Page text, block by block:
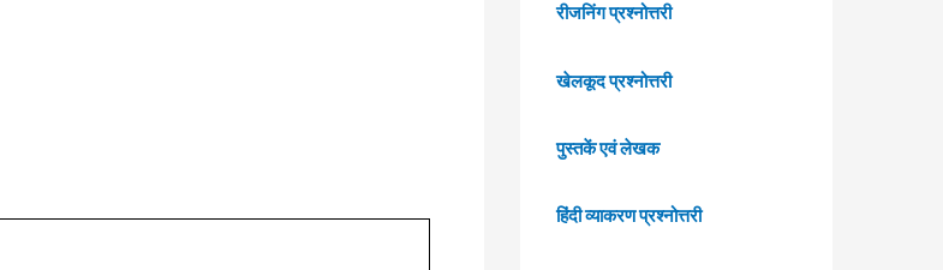
रीजनिंग प्रश्नोत्तरी
खेलकूद प्रश्नोत्तरी
पुस्तकें एवं लेखक
हिंदी व्याकरण प्रश्नोत्तरी